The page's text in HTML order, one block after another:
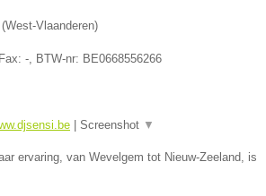
(West-Vlaanderen)
Fax: - , BTW-nr: BE0668556266
| Screenshot ▼
ervaring, van Wevelgem tot Nieuw-Zeeland, is